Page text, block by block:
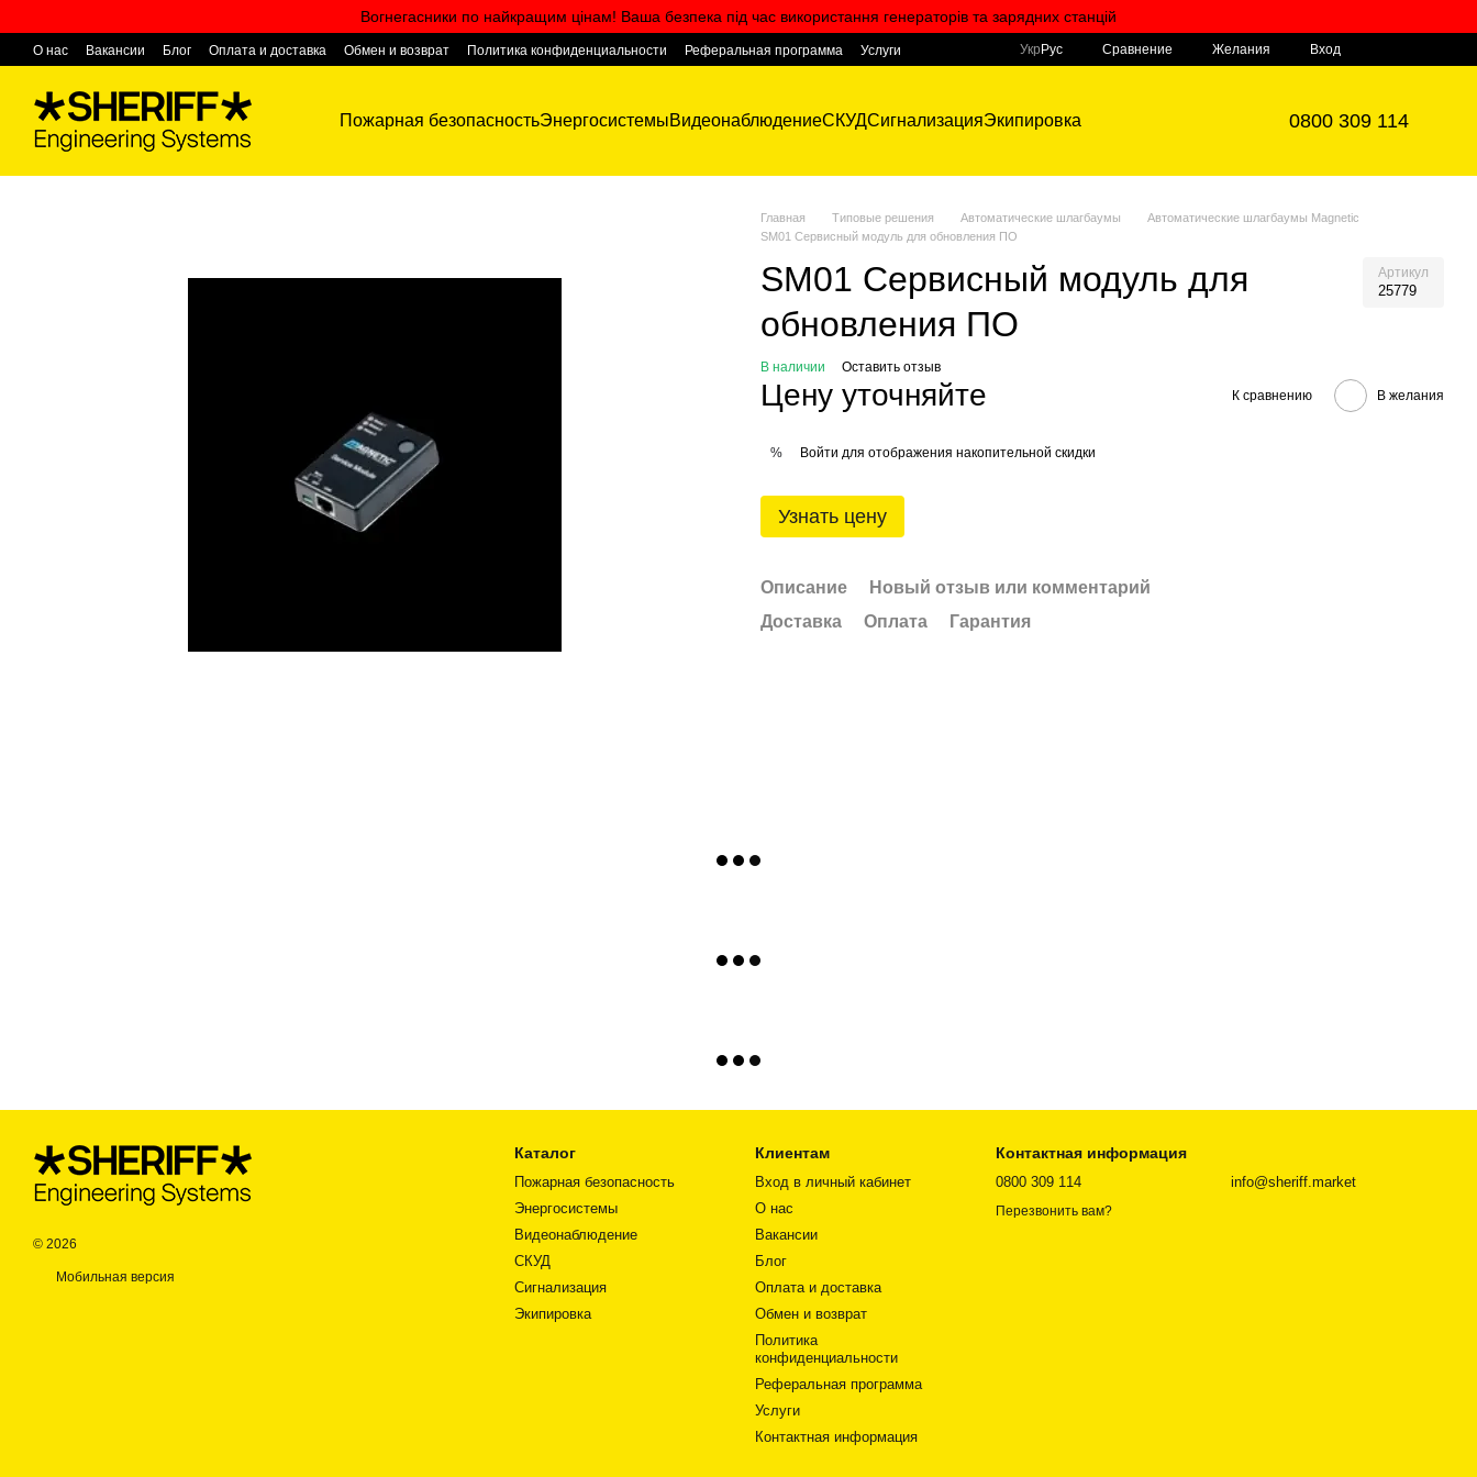
Вогнегасники по найкращим цінам! Ваша безпека під час використання генераторів та зарядних станцій
О нас Вакансии Блог Оплата и доставка Обмен и возврат Политика конфиденциальности Реферальная программа
Услуги
Укр Рус Сравнение Желания Вход
Пожарная безопасностьЭнергосистемыВидеонаблюдениеСКУДСигнализацияЭкипировка 0800 309 114
Главная Типовые решения Автоматические шлагбаумы
Автоматические шлагбаумы Magnetic
SM01 Сервисный модуль для обновления ПО
SM01 Сервисный модуль для
обновления ПО
Артикул
25779
В наличии Оставить отзыв
Цену уточняйте К сравнению В желания
% Войти для отображения накопительной скидки
Узнать цену
Описание
Новый отзыв или комментарий
Доставка
Оплата Гарантия
© 2026
Мобильная версия
Каталог
Пожарная безопасность
Энергосистемы
Видеонаблюдение
СКУД
Сигнализация
Экипировка
Клиентам
Вход в личный кабинет
О нас
Вакансии
Блог
Оплата и доставка
Обмен и возврат
Политика
конфиденциальности
Реферальная программа
Услуги
Контактная информация
Контактная информация
0800 309 114
Перезвонить вам?
info@sheriff.market